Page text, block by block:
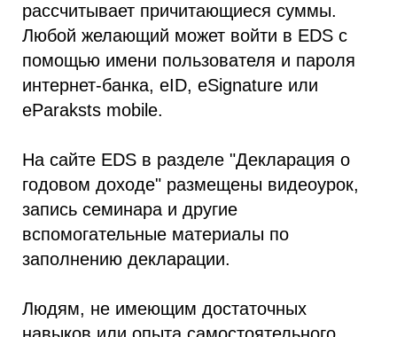
рассчитывает причитающиеся суммы.
Любой желающий может войти в EDS с
помощью имени пользователя и пароля
интернет-банка, eID, eSignature или
eParaksts mobile.
На сайте EDS в разделе "Декларация о
годовом доходе" размещены видеоурок,
запись семинара и другие
вспомогательные материалы по
заполнению декларации.
Людям, не имеющим достаточных